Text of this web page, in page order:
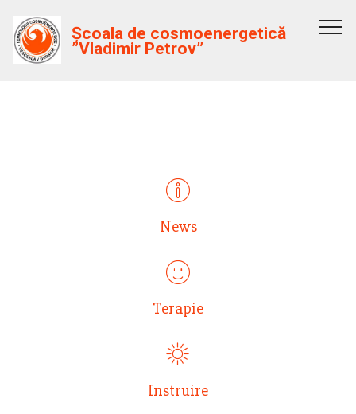
Școala de cosmoenergetică
”Vladimir Petrov”
News
Terapie
Instruire